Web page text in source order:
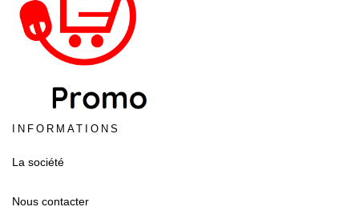
INFORMATIONS
La société
Nous contacter